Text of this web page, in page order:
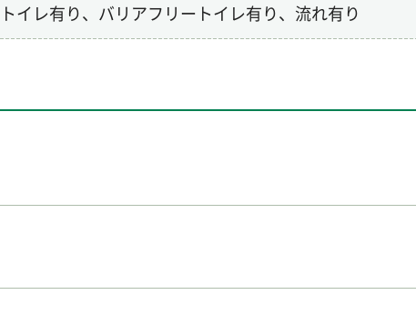
トイレ有り、バリアフリートイレ有り、流れ有り